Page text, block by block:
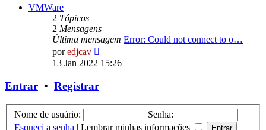
VMWare
2 Tópicos
2 Mensagens
Última mensagem Error: Could not connect to o…
poredjcav
última
13 Jan 2022 15:26
Entrar • Registrar
Nome de usuário:
Senha:
Esqueci a senha | Lembrar minhas informações